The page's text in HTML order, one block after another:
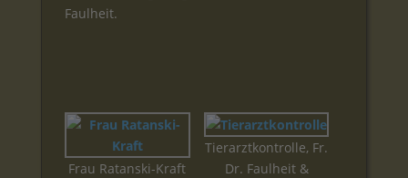
Faulheit.
Frau Ratanski-Kraft
Tierarztkontrolle, Fr.
Dr. Faulheit &